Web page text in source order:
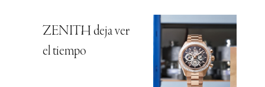
ZENITH deja ver
el tiempo